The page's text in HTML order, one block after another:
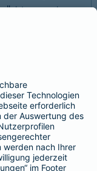
ist es uns ein
für jeden
Sie aus
Sie sich
Sie ein